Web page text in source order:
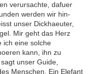
verursachte, dafuer
werden wir hin-
unser Dickhaeuter,
Mir geht das Herz
ich eine solche
kann, ihn zu
unser Guide,
Menschen. Ein Elefant